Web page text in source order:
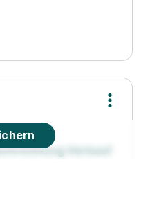
Verkauf